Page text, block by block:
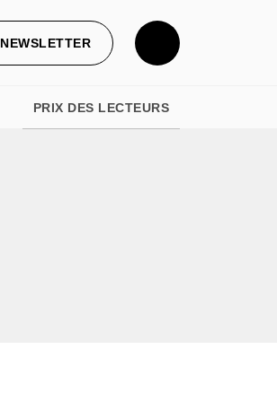
NEWSLETTER
PRIX DES LECTEURS